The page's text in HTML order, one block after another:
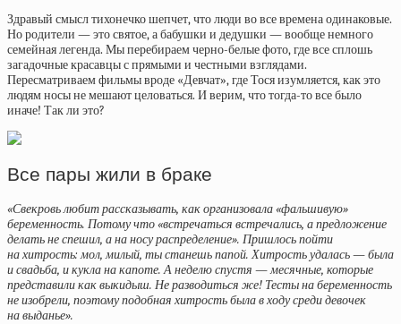
Здравый смысл тихонечко шепчет, что люди во все времена одинаковые.
Но родители — это святое, а бабушки и дедушки — вообще немного
семейная легенда. Мы перебираем черно-белые фото, где все сплошь
загадочные красавцы с прямыми и честными взглядами.
Пересматриваем фильмы вроде «Девчат», где Тося изумляется, как это
людям носы не мешают целоваться. И верим, что тогда-то все было
иначе! Так ли это?
Все пары жили в браке
«Свекровь любит рассказывать, как организовала «фальшивую»
беременность. Потому что «встречаться встречались, а предложение
делать не спешил, а на носу распределение». Пришлось пойти
на хитрость: мол, милый, ты станешь папой. Хитрость удалась — была
и свадьба, и кукла на капоте. А неделю спустя — месячные, которые
представили как выкидыш. Не разводиться же! Тесты на беременность
не изобрели, поэтому подобная хитрость была в ходу среди девочек
на выданье».